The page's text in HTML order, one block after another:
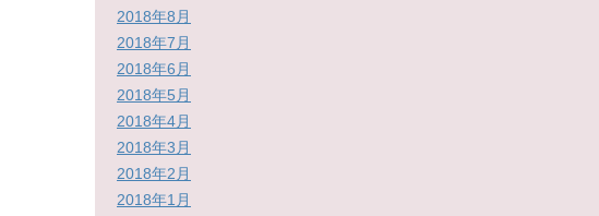
2018年8月
2018年7月
2018年6月
2018年5月
2018年4月
2018年3月
2018年2月
2018年1月